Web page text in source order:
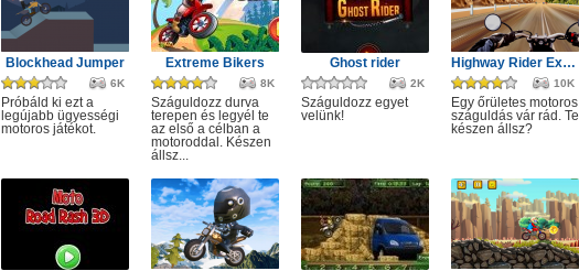
Blockhead Jumper
6K
Próbáld ki ezt a
legújabb ügyességi
motoros játékot.
Extreme Bikers
8K
Száguldozz durva
terepen és legyél te
az első a célban a
motoroddal. Készen
állsz...
Ghost rider
2K
Száguldozz egyet
velünk!
Highway Rider Extreme
10K
Egy őrületes motoros
száguldás vár rád. Te
készen állsz?